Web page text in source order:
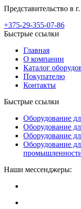
Представительство в
+375-29-355-07-86
Быстрые ссылки
Главная
О компании
Каталог
Покупателю
Контакты
Быстрые ссылки
Оборудование
Оборудование
Оборудование
Оборудование
Наши мессенджеры: